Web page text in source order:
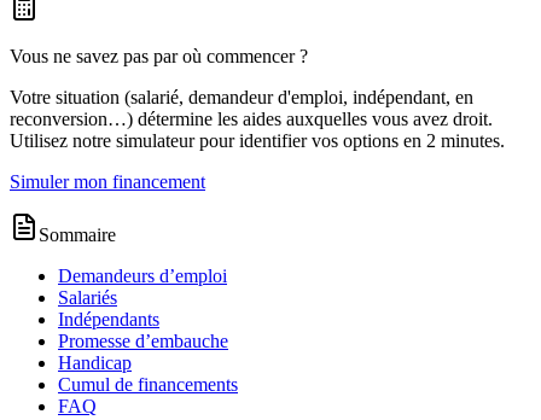
Vous ne savez pas par où commencer ?
Votre situation (salarié, demandeur d'emploi, indépendant, en
reconversion…) détermine les aides auxquelles vous avez droit.
Utilisez notre simulateur pour identifier vos options en 2 minutes.
Simuler mon financement
Sommaire
Demandeurs d’emploi
Salariés
Indépendants
Promesse d’embauche
Handicap
Cumul de financements
FAQ